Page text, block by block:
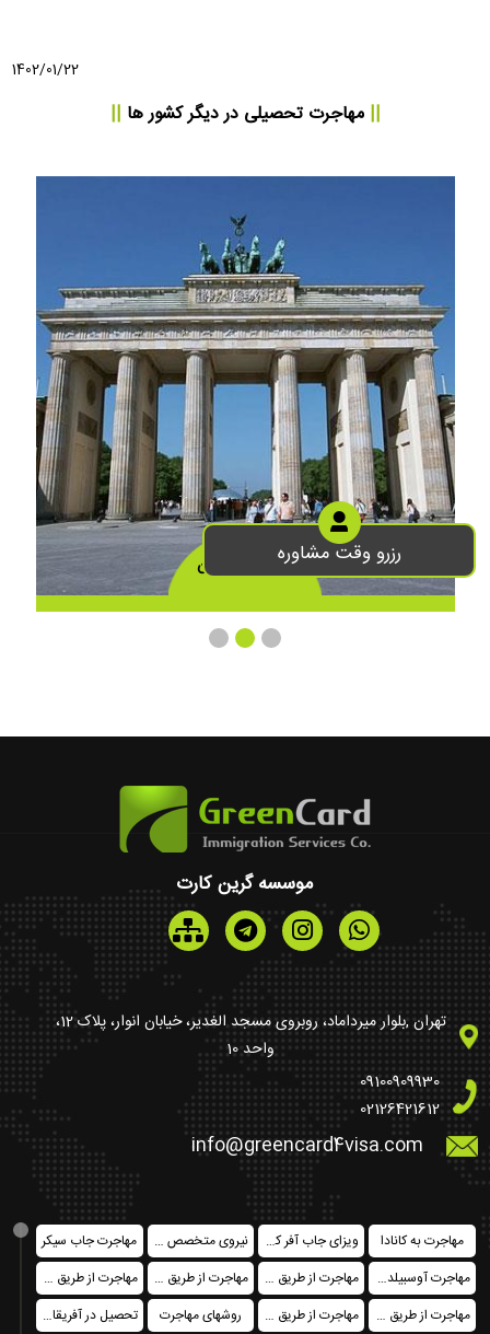
1402/01/22
||مهاجرت تحصیلی در دیگر کشور ها ||
تحصیل در آلمان
موسسه گرین کارت
تهران ,بلوار میرداماد، روبروی مسجد الغدیر، خیابان انوار، پلاک 12،
واحد 10
09100909930
02126421612
info@greencard4visa.com
مهاجرت به کانادا ویزای جاب آفر کشورهای اروپایی نیروی متخصص در کانادا فدرال
مهاجرت جاب سیکر
مهاجرت آوسبیلدونگ
مهاجرت از طریق خرید ملک مهاجرت از طریق تمکن مالی
مهاجرت از طریق ثبت شرکت
مهاجرت از طریق سرمایه گذاری
مهاجرت از طریق اخذ پاسپورت یا حق شهروندی روشهای مهاجرت تحصیل در آفریقای جنوبی
رزرو وقت مشاوره